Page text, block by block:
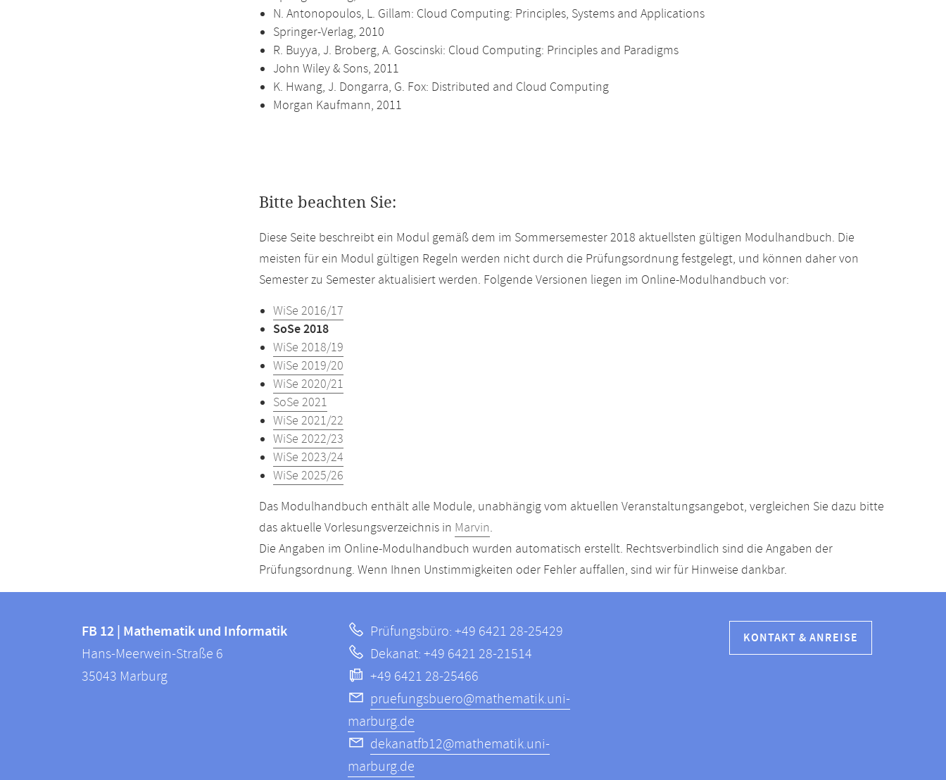
N. Antonopoulos, L. Gillam: Cloud Computing: Principles, Systems and Applications
Springer-Verlag, 2010
R. Buyya, J. Broberg, A. Goscinski: Cloud Computing: Principles and Paradigms
John Wiley & Sons, 2011
K. Hwang, J. Dongarra, G. Fox: Distributed and Cloud Computing
Morgan Kaufmann, 2011
Bitte beachten Sie:
Diese Seite beschreibt ein Modul gemäß dem im Sommersemester 2018 aktuellsten gültigen Modulhandbuch. Die
meisten für ein Modul gültigen Regeln werden nicht durch die Prüfungsordnung festgelegt, und können daher von
Semester zu Semester aktualisiert werden. Folgende Versionen liegen im Online-Modulhandbuch vor:
WiSe 2016/17
SoSe 2018
WiSe 2018/19
WiSe 2019/20
WiSe 2020/21
SoSe 2021
WiSe 2021/22
WiSe 2022/23
WiSe 2023/24
WiSe 2025/26
Das Modulhandbuch enthält alle Module, unabhängig vom aktuellen Veranstaltungsangebot, vergleichen Sie dazu bitte
das aktuelle Vorlesungsverzeichnis in Marvin.
Die Angaben im Online-Modulhandbuch wurden automatisch erstellt. Rechtsverbindlich sind die Angaben der
Prüfungsordnung. Wenn Ihnen Unstimmigkeiten oder Fehler auffallen, sind wir für Hinweise dankbar.
Informationen
FB
12
FB 12 | Mathematik und Informatik
Hans-Meerwein-Straße 6
35043 Marburg
Prüfungsbüro: +49 6421 28-25429
Dekanat: +49 6421 28-21514
+49 6421 28-25466
pruefungsbuero@mathematik.uni-
marburg.de
dekanatfb12@mathematik.uni-
marburg.de
KONTAKT & ANREISE